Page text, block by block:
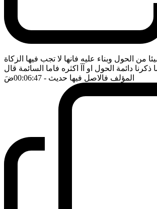
من الحول وبناء عليه فانها لا تجب فيها الزكاة
ذكرنا دائمة الحول او آآ اكثره فاما السائمة قال
المؤلف فالاصل فيها حديث - 00:06:47 ضَ